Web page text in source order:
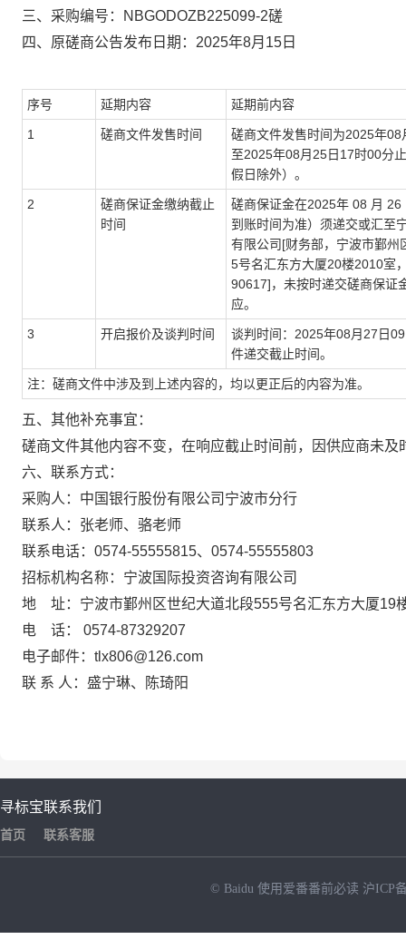
三、采购编号：NBGODOZB225099-2磋
四、原磋商公告发布日期：2025年8月15日
序号 延期内容 延期前内容
1 磋商文件发售时间
磋商文件发售时间为2025年
至2025年08月25日17时00分
假日除外）。
2
磋商保证金缴纳截止
时间
磋商保证金在2025年 08 月 26
到账时间为准）须递交或汇至
有限公司[财务部，宁波市鄞州
5号名汇东方大厦20楼2010室
90617]，未按时递交磋商保证
应。
3 开启报价及谈判时间
谈判时间：2025年08月27日
件递交截止时间。
注：磋商文件中涉及到上述内容的，均以更正后的内容为准。
五、其他补充事宜：
磋商文件其他内容不变，在响应截止时间前，因供应商未
六、联系方式：
采购人：中国银行股份有限公司宁波市分行
联系人： 张老师、骆老师
联系电话： 0574-55555815、0574-55555803
招标机构名称：宁波国际投资咨询有限公司
地 址：宁波市鄞州区世纪大道北段555号名汇东方大厦19
电 话： 0574-87329207
电子邮件： tlx806@126.com
联 系 人：盛宁琳、陈琦阳
寻标宝
首页
联系我们
联系客服
© Baidu 使用爱番番前必读 沪ICP